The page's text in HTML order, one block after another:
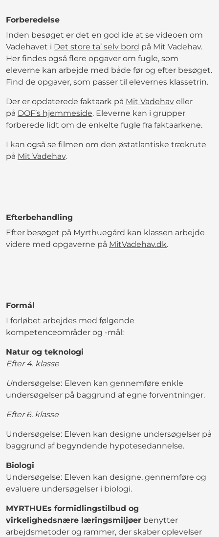
Forberedelse
Inden besøget er det en god ide at se videoen om
Vadehavet i Det store ta’ selv bord på Mit Vadehav.
Her findes også flere opgaver om fugle, som
eleverne kan arbejde med både før og efter besøget.
Find de opgaver, som passer til elevernes klassetrin.
Der er opdaterede faktaark på Mit Vadehav eller
på DOF’s hjemmeside. Eleverne kan i grupper
forberede lidt om de enkelte fugle fra faktaarkene.
I kan også se filmen om den østatlantiske trækrute
på Mit Vadehav.
Efterbehandling
Efter besøget på Myrthuegård kan klassen arbejde
videre med opgaverne på MitVadehav.dk.
Formål
I forløbet arbejdes med følgende
kompetenceområder og -mål:
Natur og teknologi
Efter 4. klasse
Undersøgelse: Eleven kan gennemføre enkle
undersøgelser på baggrund af egne forventninger.
Efter 6. klasse
Undersøgelse: Eleven kan designe undersøgelser på
baggrund af begyndende hypotesedannelse.
Biologi
Undersøgelse: Eleven kan designe, gennemføre og
evaluere undersøgelser i biologi.
MYRTHUEs formidlingstilbud og
virkelighedsnære læringsmiljøer benytter
arbejdsmetoder og rammer, der skaber oplevelser